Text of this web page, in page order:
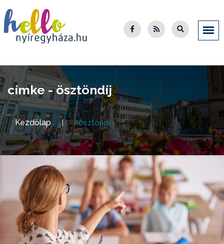
címke - ösztöndíj
Kezdőlap #ösztöndíj